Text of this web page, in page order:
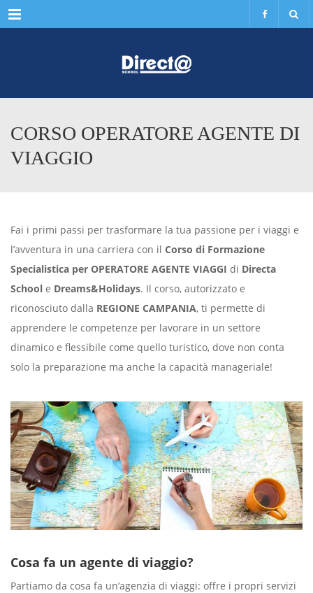
Menu
CORSO OPERATORE AGENTE DI
VIAGGIO
Fai i primi passi per trasformare la tua passione per i viaggi e
l’avventura in una carriera con il Corso di Formazione
Specialistica per OPERATORE AGENTE VIAGGI di Directa
School e Dreams&Holidays. Il corso, autorizzato e
riconosciuto dalla REGIONE CAMPANIA, ti permette di
apprendere le competenze per lavorare in un settore
dinamico e flessibile come quello turistico, dove non conta
solo la preparazione ma anche la capacità manageriale!
Cosa fa un agente di viaggio?
Partiamo da cosa fa un’agenzia di viaggi: offre i propri servizi